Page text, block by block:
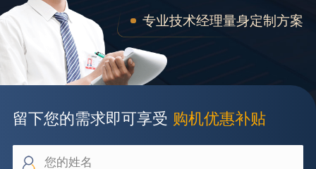
专业技术经理量身定制方案
留下您的需求即可享受 购机优惠补贴